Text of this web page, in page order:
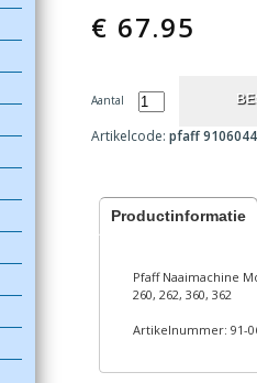
€ 67.95
Aantal
Artikelcode: pfaff
Productinformatie
Pfaff Naaimachine
260, 262, 360, 362
Artikelnummer: 91-